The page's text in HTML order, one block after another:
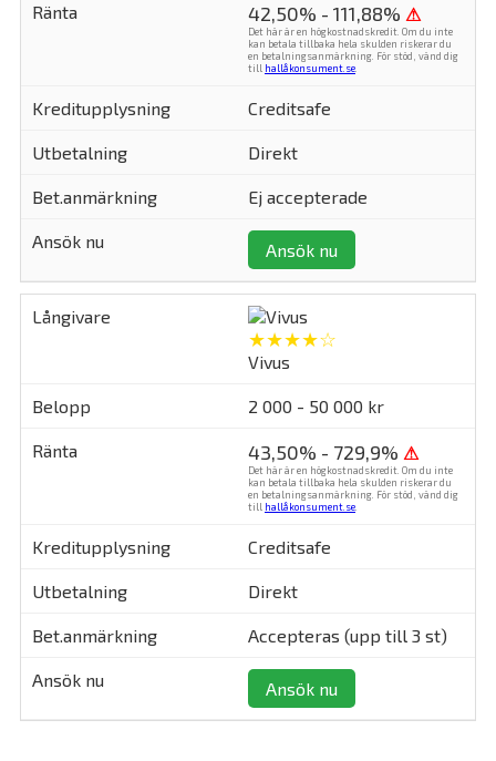
42,50% - 111,88% ⚠
Det här är en högkostnadskredit. Om du inte
kan betala tillbaka hela skulden riskerar du
en betalningsanmärkning. För stöd, vänd dig
till hallåkonsument.se.
Creditsafe
Direkt
Ej accepterade
Ansök nu
★★★★☆
Vivus
2 000 - 50 000 kr
43,50% - 729,9% ⚠
Det här är en högkostnadskredit. Om du inte
kan betala tillbaka hela skulden riskerar du
en betalningsanmärkning. För stöd, vänd dig
till hallåkonsument.se.
Creditsafe
Direkt
Accepteras (upp till 3 st)
Ansök nu